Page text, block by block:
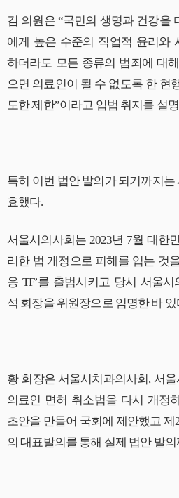
김 의원은 “국민의 생명과 건강을
에게 높은 수준의 직업적 윤리와
하더라도 모든 종류의 범죄에 대
으면 의료인이 될 수 없도록 한 현
도한 제한”이라고 입법 취지를 설
특히 이번 법안 발의가 되기까지
효했다.
서울시의사회는 2023년 7월 대한
리한 법 개정으로 피해를 입는 것
응 TF’를 출범시키고 당시 서울
석 회장을 위원장으로 임명한 바 있
황 회장은 서울시치과의사회, 서
의료인 면허 취소법을 다시 개정
초안을 만들어 국회에 제안했고 제
의 대표발의를 통해 실제 법안 발